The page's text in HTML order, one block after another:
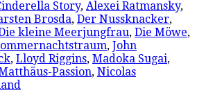
Story, Alexei Ratmansky,
Brosda, Der Nussknacker,
kleine Meerjungfrau, Die Möwe,
, John
, Lloyd Riggins, Madoka Sugai,
Passion, Nicolas